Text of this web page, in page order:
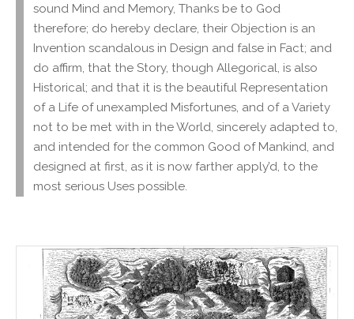
sound Mind and Memory, Thanks be to God
therefore; do hereby declare, their Objection is an
Invention scandalous in Design and false in Fact; and
do affirm, that the Story, though Allegorical, is also
Historical; and that it is the beautiful Representation
of a Life of unexampled Misfortunes, and of a Variety
not to be met with in the World, sincerely adapted to,
and intended for the common Good of Mankind, and
designed at first, as it is now farther apply’d, to the
most serious Uses possible.